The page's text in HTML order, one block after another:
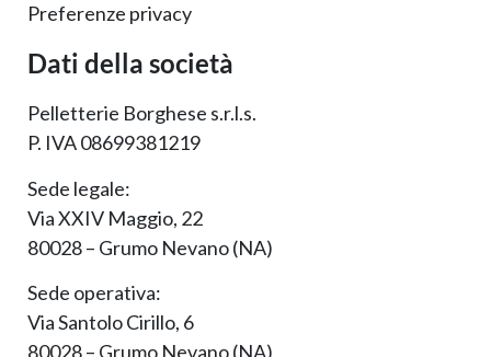
Preferenze privacy
Dati della società
Pelletterie Borghese s.r.l.s.
P. IVA 08699381219
Sede legale:
Via XXIV Maggio, 22
80028 – Grumo Nevano (NA)
Sede operativa:
Via Santolo Cirillo, 6
80028 – Grumo Nevano (NA)